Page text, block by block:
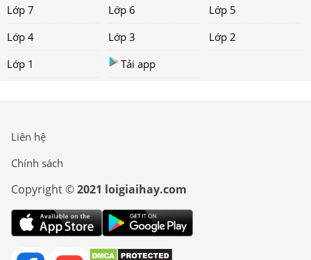
Lớp 7
Lớp 6
Lớp 5
Lớp 4
Lớp 3
Lớp 2
Lớp 1
Tải app
Liên hệ
Chính sách
Copyright ©2021 loigiaihay.com